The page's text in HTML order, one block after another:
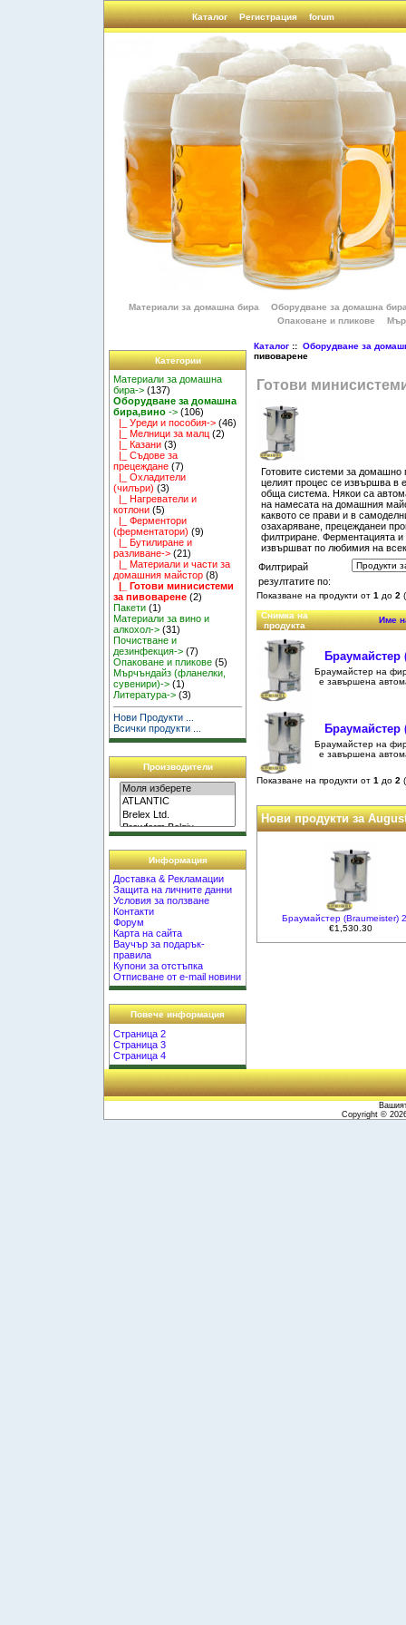
Каталог Регистрация forum
Материали за домашна бира
Оборудване за домашна
Опаковане и пликове
Категории
Материали за домашна
бира-> (137)
Оборудване за домашна
бира,вино-> (106)
|_ Уреди и пособия-> (46)
|_ Мелници за малц (2)
|_ Казани (3)
|_ Съдове за
прецеждане (7)
|_ Охладители
(чилъри) (3)
|_ Нагреватели и
котлони (5)
|_ Ферментори
(ферментатори) (9)
|_ Бутилиране и
разливане-> (21)
|_ Материали и части за
домашния майстор (8)
|_ Готови минисистеми
за пивоварене (2)
Пакети (1)
Материали за вино и
алкохол-> (31)
Почистване и
дезинфекция-> (7)
Опаковане и пликове (5)
Мърчъндайз (фланелки,
сувенири)-> (1)
Литература-> (3)
Нови Продукти ...
Всички продукти ...
Производители
Информация
Доставка & Рекламации
Защита на личните данни
Условия за ползване
Контакти
Форум
Карта на сайта
Ваучър за подарък-
правила
Купони за отстъпка
Отписване от e-mail новини
Повече информация
Страница 2
Страница 3
Страница 4
Каталог:: Оборудване за
пивоварене
Готови
Готовите системи за домашно
целият процес се извършва в
обща система. Някои са
на намесата на домашния
каквото се прави и в
озахаряване, прецежданеи
филтриране. Ферментацията и
извършват по любимия на
Филтрирай
резултатите по:
Показване на продукти от 1 до 2
Снимка на
продукта
Име
Браумайстер
Браумайстер на
е завършена
Браумайстер
Браумайстер на
е завършена
Показване на продукти от 1 до 2
Нови продукти за
Браумайстер (Braumeister)
€1,530.30
Copyright ©